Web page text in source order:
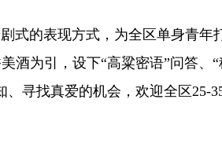
式的表现方式，为全区单身青年
酒为引，设下“高粱密语”问答、
寻找真爱的机会，欢迎全区25-